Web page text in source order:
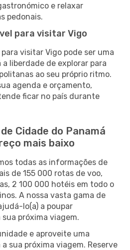
e relaxar
pedonais.
para visitar Vigo
visitar Vigo pode ser uma
liberdade de explorar para
ao seu próprio ritmo.
agenda e orçamento,
ficar no país durante
Cidade do Panamá
mais baixo
todas as informações de
de 155 000 rotas de voo,
2 100 000 hotéis em todo o
A nossa vasta gama de
lo(a) a poupar
próxima viagem.
e aproveite uma
sua próxima viagem. Reserve